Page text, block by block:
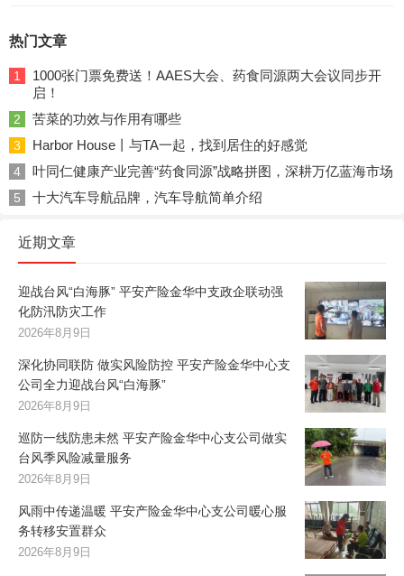
热门文章
1
1000张门票免费送！AAES大会、药食同源两大会议同步开
启！
2 苦菜的功效与作用有哪些
3 Harbor House丨与TA一起，找到居住的好感觉
4 叶同仁健康产业完善“药食同源”战略拼图，深耕万亿蓝海市场
5 十大汽车导航品牌，汽车导航简单介绍
近期文章
迎战台风“白海豚” 平安产险金华中支政企联动强
化防汛防灾工作
2026年8月9日
深化协同联防 做实风险防控 平安产险金华中心支
公司全力迎战台风“白海豚”
2026年8月9日
巡防一线防患未然 平安产险金华中心支公司做实
台风季风险减量服务
2026年8月9日
风雨中传递温暖 平安产险金华中心支公司暖心服
务转移安置群众
2026年8月9日